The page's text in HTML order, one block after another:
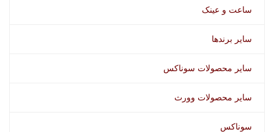
ساعت و عینک
سایر برندها
سایر محصولات سوناکس
سایر محصولات وورث
سوناکس